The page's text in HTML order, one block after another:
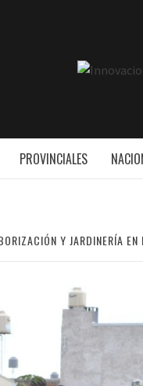
PROVINCIALES
Y JARDINERÍA